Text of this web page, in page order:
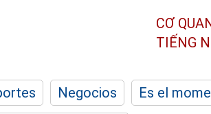
CƠ
TIẾNG
Negocios Es el